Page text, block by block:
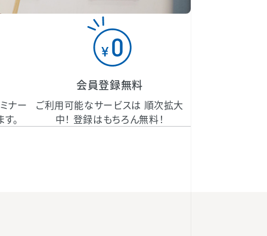
ナー
。
会員登録無料
ご利用可能なサービスは 順次拡大
中！ 登録はもちろん無料！